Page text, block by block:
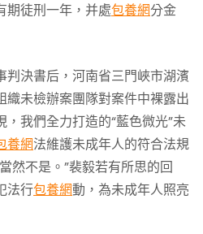
期徒刑一年，并處包養網分金
判決書后，河南省三門峽市湖濱
織未檢辦案團隊對案件中裸露出
我們全力打造的“藍色微光”未
養網法維護未成年人的符合法規
然不是。”裴毅若有所思的回
法行包養網動，為未成年人照亮